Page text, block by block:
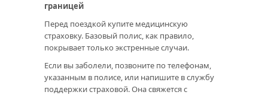
границей
Перед поездкой купите медицинскую
страховку. Базовый полис, как правило,
покрывает только экстренные случаи.
Если вы заболели, позвоните по телефонам,
указанным в полисе, или напишите в службу
поддержки страховой. Она свяжется с